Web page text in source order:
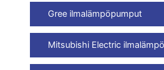
Gree ilmalämpöpumput
Mitsubishi Electric